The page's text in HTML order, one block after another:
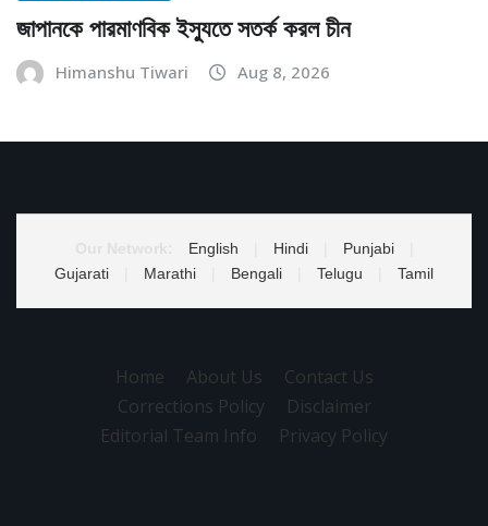
জাপানকে পারমাণবিক ইস্যুতে সতর্ক করল চীন
Himanshu Tiwari Aug 8, 2026
English Hindi Punjabi
Gujarati
Marathi Bengali Telugu Tamil
Home About Us
Contact Us
Corrections Policy
Disclaimer
Editorial Team Info
Privacy Policy